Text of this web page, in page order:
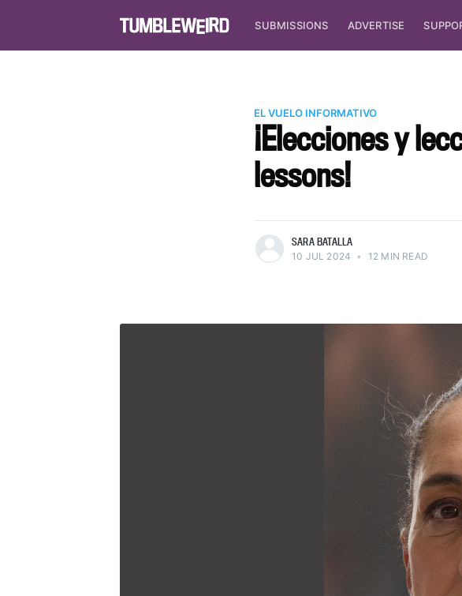
SUBMISSIONS ADVERTISE
EL VUELO INFORMATIVO
¡Elecciones y
lessons!
SARA BATALLA
10 JUL 2024 • 12 MIN READ